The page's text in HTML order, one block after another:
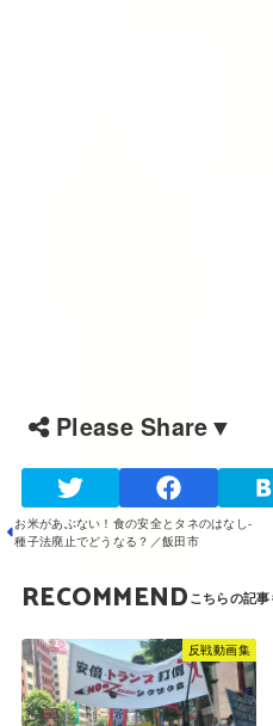
Please Share▼
お米があぶない！食の安全とタネのはなし-
種子法廃止でどうなる？／飯田市
RECOMMEND
反戦動画集